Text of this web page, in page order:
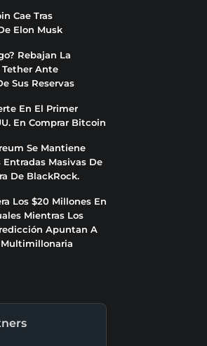
Cae Tras
Elon Musk
Rebajan La
Ante
Sus Reservas
En El Primer
En Comprar Bitcoin
Se Mantiene
Masivas De
De BlackRock.
Los $20 Millones En
Mientras Los
Apuntan A
Multimillonaria